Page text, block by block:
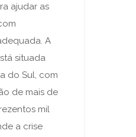
ajudar as
A
situada
do Sul, com
de mais de
mil
a crise